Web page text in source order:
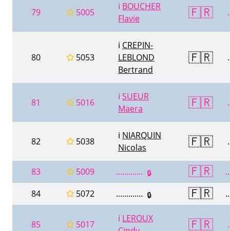
79 5005
ℹ️ BOUCHER
Flavie
🇫🇷 .
80 5053
ℹ️ CREPIN-
LEBLOND
Bertrand
🇫🇷 .
81 5016
ℹ️ SUEUR
Maera
🇫🇷 .
82 5038
ℹ️ NIARQUIN
Nicolas
🇫🇷 .
83 5009 ............. 🔒 🇫🇷
84
5072 ............. 🔒 🇫🇷
85 5017
ℹ️ LEROUX
🇫🇷 .